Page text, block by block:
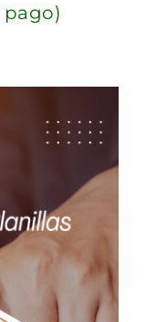
pago)